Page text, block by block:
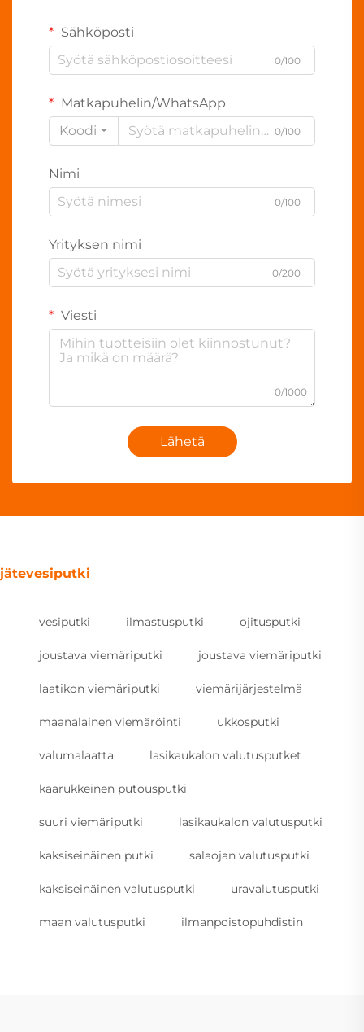
Sähköposti
0/100
Matkapuhelin/WhatsApp
Koodi
0/100
Nimi
0/100
Yrityksen nimi
0/200
Viesti
0/1000
Lähetä
jätevesiputki
vesiputki ilmastusputki ojitusputki
joustava viemäriputki joustava viemäriputki
laatikon viemäriputki viemärijärjestelmä
maanalainen viemäröinti ukkosputki
valumalaatta lasikaukalon valutusputket
kaarukkeinen putousputki
suuri viemäriputki lasikaukalon valutusputki
kaksiseinäinen putki salaojan valutusputki
kaksiseinäinen valutusputki uravalutusputki
maan valutusputki ilmanpoistopuhdistin